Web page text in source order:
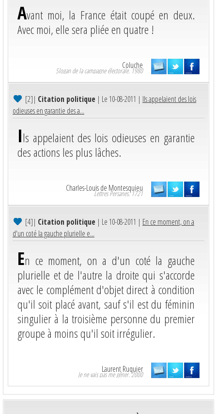
Avant moi, la France était coupé en deux.
Avec moi, elle sera pliée en quatre !
Coluche
Slogan de la campagne électorale. 1980
[2]| Citation politique | Le 10-08-2011 | Ils appelaient des lois
odieuses en garantie des a...
Ils appelaient des lois odieuses en garantie
des actions les plus lâches.
Charles-Louis de Montesquieu
Lettres Persanes. 1721
[4]| Citation politique | Le 10-08-2011 | En ce moment, on a
d'un coté la gauche plurielle e...
En ce moment, on a d'un coté la gauche
plurielle et de l'autre la droite qui s'accorde
avec le complément d'objet direct à condition
qu'il soit placé avant, sauf s'il est du féminin
singulier à la troisième personne du premier
groupe à moins qu'il soit irrégulier.
Laurent Ruquier
Je ne vais pas me gêner. 2000